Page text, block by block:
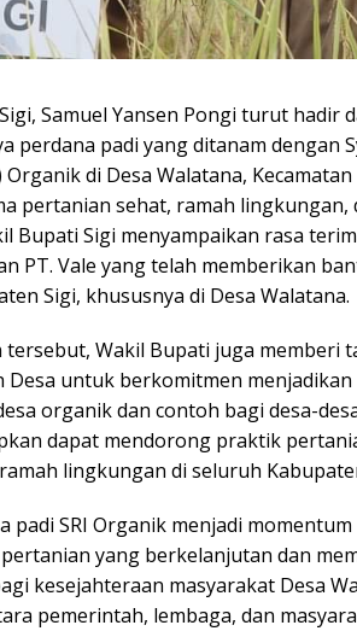
Samuel Yansen Pongi turut hadir
perdana padi yang ditanam dengan
di Desa Walatana,
pertanian sehat, ramah lingkungan,
Bupati Sigi menyampaikan rasa
PT. Vale yang telah memberikan
Sigi, khususnya di Desa Walatana.
tersebut, Wakil Bupati juga memberi
Desa untuk berkomitmen menjadikan
organik dan contoh bagi desa-
dapat mendorong praktik
lingkungan di seluruh
padi SRI Organik menjadi
yang berkelanjutan dan
kesejahteraan masyarakat Desa
pemerintah, lembaga, dan